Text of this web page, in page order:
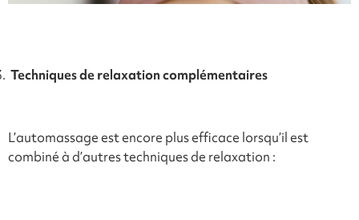
Techniques de relaxation complémentaires
L’automassage est encore plus efficace lorsqu’il est
combiné à d’autres techniques de relaxation :